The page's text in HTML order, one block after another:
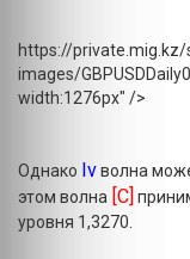
https://
images/
width:1276px" />
Однако Ivволна
этом волна [C]
уровня 1,3270.